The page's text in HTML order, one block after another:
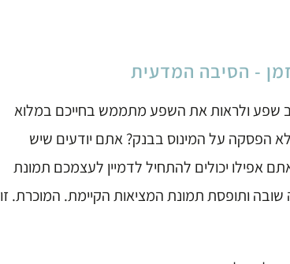
- הסיבה המדעית
ולראות את השפע מתממש בחייכם במלוא
הפסקה על המינוס בבנק? אתם יודעים שיש
אפילו יכולים להתחיל לדמיין לעצמכם תמונת
ותופסת תמונת המציאות הקיימת. המוכרת. זו